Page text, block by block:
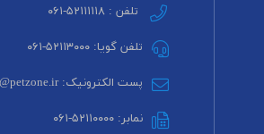
تلفن : ۵۲۱۱۱۱۱۸-۰۶۱
تلفن گویا: ۵۲۱۱۳۰۰۰-۰۶۱
پست الکترونیک: info@petzone.ir
نمابر: ۵۲۱۱۰۰۰۰-۰۶۱